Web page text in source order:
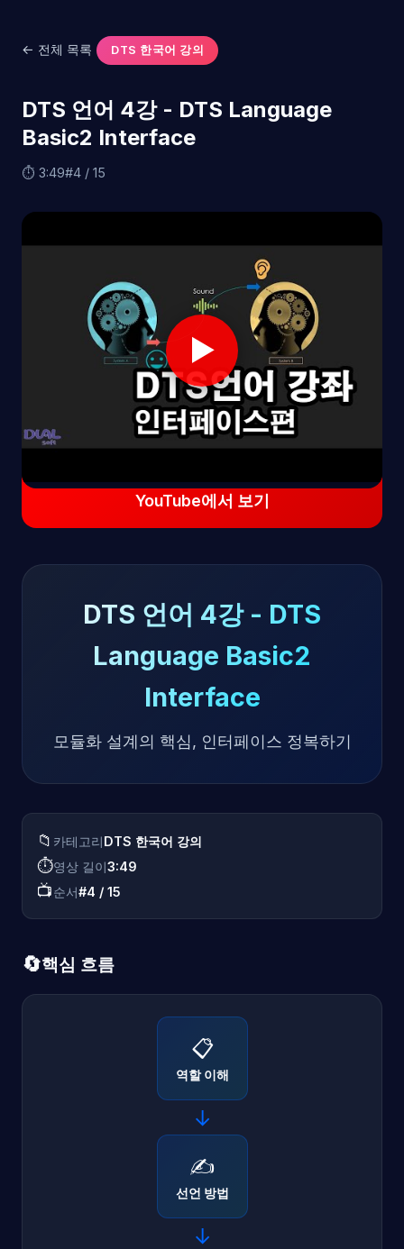
← 전체 목록 DTS 한국어 강의
DTS 언어 4강 - DTS Language
Basic2 Interface
⏱ 3:49#4 / 15
▶
YouTube에서 보기
DTS 언어 4강 - DTS
Language Basic2
Interface
모듈화 설계의 핵심, 인터페이스 정복하기
📁 카테고리DTS 한국어 강의
⏱️영상 길이3:49
📺순서#4 / 15
🔄핵심 흐름
📋
역할 이해
→
✍️
선언 방법
→